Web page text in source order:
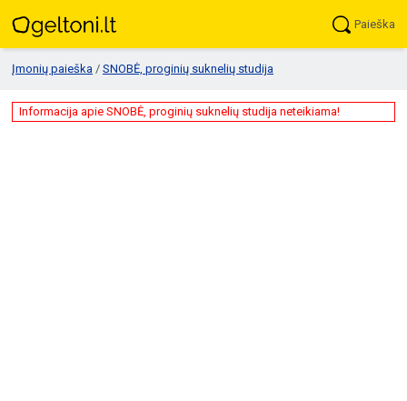
Paieška
Įmonių paieška / SNOBĖ, proginių suknelių studija
Informacija apie SNOBĖ, proginių suknelių studija neteikiama!